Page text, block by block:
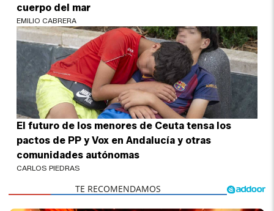
cuerpo del mar
EMILIO CABRERA
El futuro de los menores de Ceuta tensa los
pactos de PP y Vox en Andalucía y otras
comunidades autónomas
CARLOS PIEDRAS